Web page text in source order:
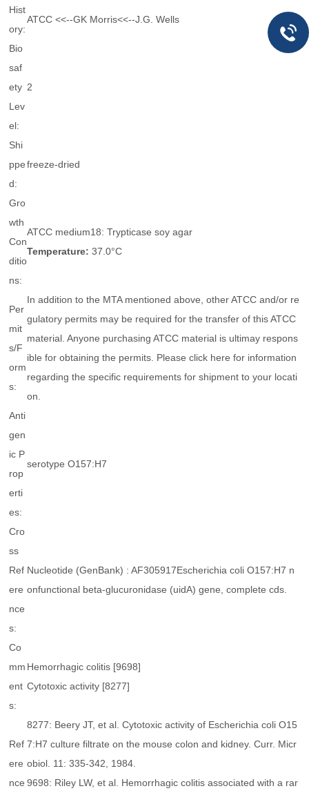
Hist
ory:
ATCC <<--GK Morris<<--J.G. Wells
Bio
saf
ety
Lev
el:
2
Shi
ppe
d:
freeze-dried
Gro
wth
Con
ditio
ns:
ATCC medium18: Trypticase soy agar
Temperature:37.0°C
Per
mit
s/F
orm
s:
In addition to the MTA mentioned above, other ATCC and/or re
gulatory permits may be required for the transfer of this ATCC
material. Anyone purchasing ATCC material is ultimay respons
ible for obtaining the permits. Please click here for information
regarding the specific requirements for shipment to your locati
on.
Anti
gen
ic P
rop
erti
es:
serotype O157:H7
Cro
ss
Ref
ere
nce
s:
Nucleotide (GenBank) : AF305917Escherichia coli O157:H7 n
onfunctional beta-glucuronidase (uidA) gene, complete cds.
Co
mm
ent
s:
Hemorrhagic colitis [9698]
Cytotoxic activity [8277]
Ref
ere
nce
8277: Beery JT, et al. Cytotoxic activity of Escherichia coli O15
7:H7 culture filtrate on the mouse colon and kidney. Curr. Micr
obiol. 11: 335-342, 1984.
9698: Riley LW, et al. Hemorrhagic colitis associated with a rar